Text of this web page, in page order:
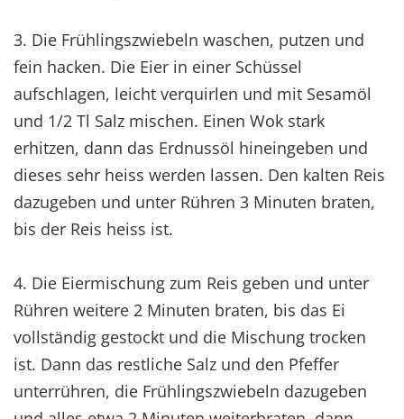
3. Die Frühlingszwiebeln waschen, putzen und
fein hacken. Die Eier in einer Schüssel
aufschlagen, leicht verquirlen und mit Sesamöl
und 1/2 Tl Salz mischen. Einen Wok stark
erhitzen, dann das Erdnussöl hineingeben und
dieses sehr heiss werden lassen. Den kalten Reis
dazugeben und unter Rühren 3 Minuten braten,
bis der Reis heiss ist.
4. Die Eiermischung zum Reis geben und unter
Rühren weitere 2 Minuten braten, bis das Ei
vollständig gestockt und die Mischung trocken
ist. Dann das restliche Salz und den Pfeffer
unterrühren, die Frühlingszwiebeln dazugeben